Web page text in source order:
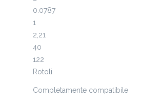
0.0787
1
2,21
40
122
Rotoli
Completamente compatibile